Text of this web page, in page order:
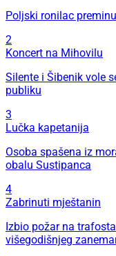
Poljski ronilac
2
Koncert na Mihovilu
Silente i Šibenik vole
publiku
3
Lučka kapetanija
Osoba spašena iz
obalu Sustipanca
4
Zabrinuti mještanin
Izbio požar na
višegodišnjeg